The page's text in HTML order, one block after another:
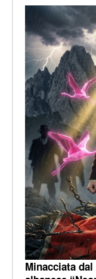
Minacciata